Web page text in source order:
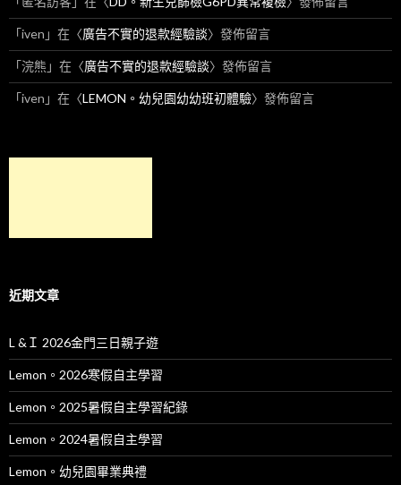
「iven 」在〈廣告不實的退款經驗談〉發佈留言
「浣熊 」在〈廣告不實的退款經驗談〉發佈留言
「iven 」在〈LEMON。幼兒園幼幼班初體驗〉發佈留言
近期文章
L &Ｉ 2026金門三日親子遊
Lemon。2026寒假自主學習
Lemon。2025暑假自主學習紀錄
Lemon。2024暑假自主學習
Lemon。幼兒園畢業典禮